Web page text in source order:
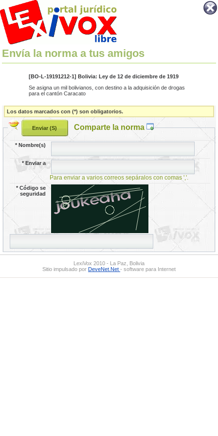
Envía la norma a tus amigos
[BO-L-19191212-1] Bolivia: Ley de 12 de diciembre de 1919
Se asigna un mil bolivianos, con destino a la adquisición de drogas
para el cantón Caracato
Los datos marcados con (*) son obligatorios.
Comparte la norma
*Nombre(s)
*Enviar a
Para enviar a varios correos sepáralos con comas ','.
*Código se
seguridad
LexiVox 2010 - La Paz, Bolivia
Sitio impulsado por DeveNet.Net - software para Internet